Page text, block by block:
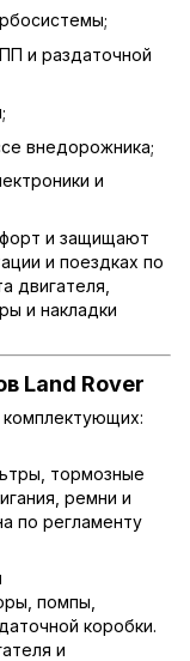
и раздаточной
внедорожника;
и
и защищают
и поездках по
двигателя,
и накладки
Land Rover
тормозные
ремни и
по регламенту
помпы,
коробки.
и